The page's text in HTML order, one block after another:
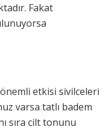
Fakat
önemli etkisi sivilceleri
varsa tatlı badem
sıra cilt tonunu